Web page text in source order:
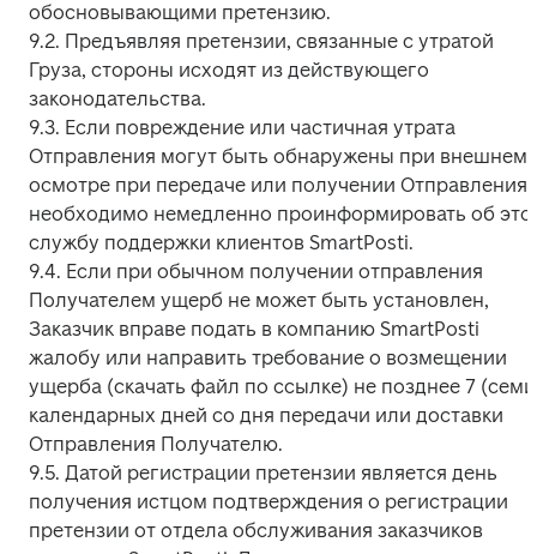
обосновывающими претензию.
9.2. Предъявляя претензии, связанные с утратой
Груза, стороны исходят из действующего
законодательства.
9.3. Если повреждение или частичная утрата
Отправления могут быть обнаружены при внешнем
осмотре при передаче или получении Отправления,
необходимо немедленно проинформировать об
службу поддержки клиентов SmartPosti.
9.4. Если при обычном получении отправления
Получателем ущерб не может быть установлен,
Заказчик вправе подать в компанию SmartPosti
жалобу или направить требование о возмещении
ущерба (скачать файл по ссылке) не позднее 7
календарных дней со дня передачи или доставки
Отправления Получателю.
9.5. Датой регистрации претензии является день
получения истцом подтверждения о регистрации
претензии от отдела обслуживания заказчиков